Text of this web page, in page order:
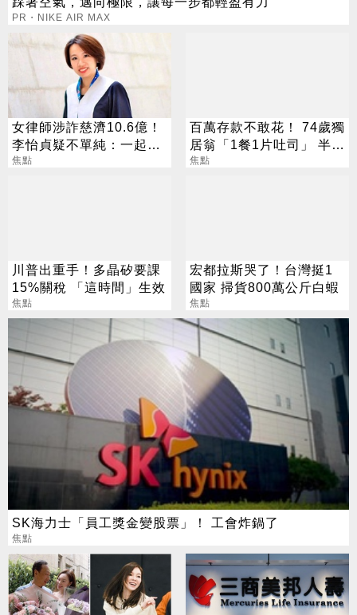
PR・NIKE AIR MAX
女律師涉詐慈濟10.6億！
李怡貞疑不單純：一起洗
錢？
焦點
百萬存款不敢花！ 74歲獨
居翁「1餐1片吐司」 半年
暴瘦嚇壞女兒
焦點
川普出重手！多晶矽要課
15%關稅 「這時間」生效
焦點
宏都拉斯哭了！台灣挺1
國家 掃貨800萬公斤白蝦
焦點
SK海力士「員工獎金變股票」！ 工會炸鍋了
焦點